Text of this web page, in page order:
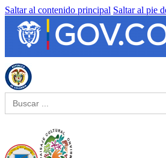
Saltar al contenido principal Saltar al pie
Buscar: